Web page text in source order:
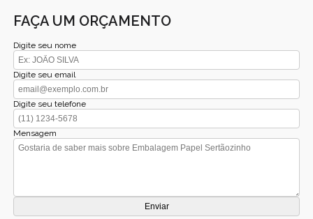
FAÇA UM ORÇAMENTO
Digite seu nome
Digite seu email
Digite seu telefone
Mensagem